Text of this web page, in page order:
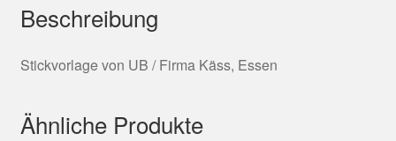
Beschreibung
Stickvorlage von UB / Firma Käss, Essen
Ähnliche Produkte